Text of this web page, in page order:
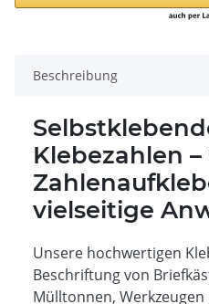
Beschreibung
Klebezahlen
vielseitige
Unsere hochwertigen
Beschriftung von
Mülltonnen,